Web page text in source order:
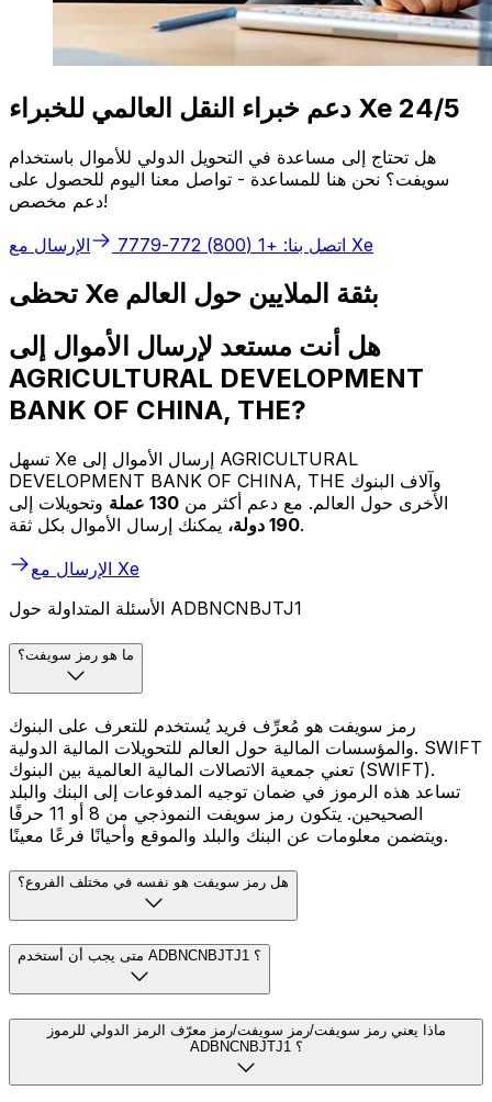
دعم خبراء النقل العالمي للخبراء Xe 24/5
هل تحتاج إلى مساعدة في التحويل الدولي للأموال باستخدام
سويفت؟ نحن هنا للمساعدة - تواصل معنا اليوم للحصول على
دعم مخصص!
اتصل بنا: +1 (800) 772-7779 الإرسال مع Xe
تحظى Xe بثقة الملايين حول العالم
هل أنت مستعد لإرسال الأموال إلى
AGRICULTURAL DEVELOPMENT
BANK OF CHINA, THE?
تسهل Xe إرسال الأموال إلى AGRICULTURAL
DEVELOPMENT BANK OF CHINA, THE وآلاف البنوك
الأخرى حول العالم. مع دعم أكثر من 130 عملة
وتحويلات إلى
190 دولة،يمكنك إرسال الأموال بكل ثقة.
الإرسال مع Xe
الأسئلة المتداولة حول ADBNCNBJTJ1
ما هو رمز سويفت؟
رمز سويفت هو مُعرِّف فريد يُستخدم للتعرف على البنوك
والمؤسسات المالية حول العالم للتحويلات المالية الدولية. SWIFT
تعني جمعية الاتصالات المالية العالمية بين البنوك (SWIFT).
تساعد هذه الرموز في ضمان توجيه المدفوعات إلى البنك والبلد
الصحيحين. يتكون رمز سويفت النموذجي من 8 أو 11 حرفًا
ويتضمن معلومات عن البنك والبلد والموقع وأحيانًا فرعًا معينًا.
هل رمز سويفت هو نفسه في مختلف الفروع؟
متى يجب أن أستخدم ADBNCNBJTJ1 ؟
ماذا يعني رمز سويفت/رمز سويفت/رمز معرّف الرمز الدولي للرموز
ADBNCNBJTJ1 ؟